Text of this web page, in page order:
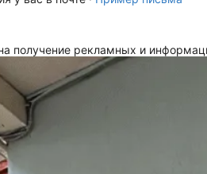
получение рекламных и